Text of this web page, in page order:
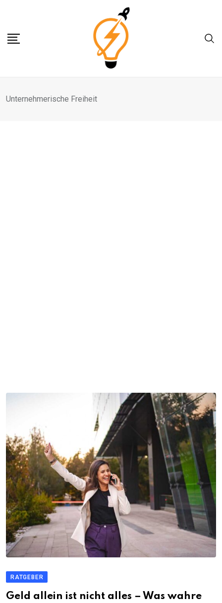
content
Unternehmerische Freiheit
RATGEBER
Geld allein ist nicht alles – Was wahre